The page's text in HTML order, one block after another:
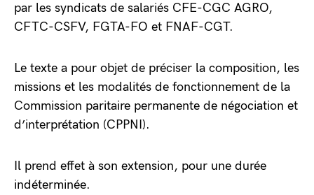
par les syndicats de salariés CFE-CGC AGRO,
CFTC-CSFV, FGTA-FO et FNAF-CGT.
Le texte a pour objet de préciser la composition, les
missions et les modalités de fonctionnement de la
Commission paritaire permanente de négociation et
d’interprétation (CPPNI).
Il prend effet à son extension, pour une durée
indéterminée.